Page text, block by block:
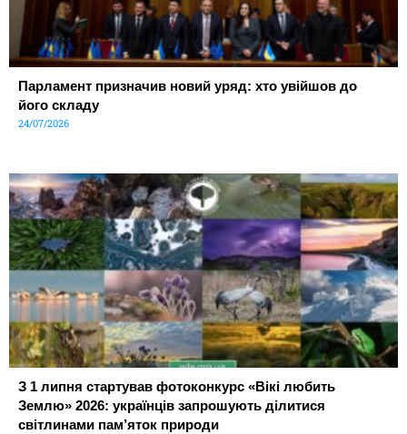
Парламент призначив новий уряд: хто увійшов до
його складу
24/07/2026
З 1 липня стартував фотоконкурс «Вікі любить
Землю» 2026: українців запрошують ділитися
світлинами пам’яток природи